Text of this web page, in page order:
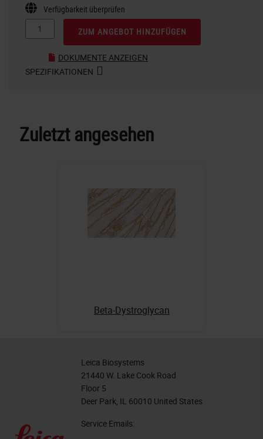
Verfügbarkeit überprüfen
ZUM ANGEBOT HINZUFÜGEN
DOKUMENTE ANZEIGEN
SPEZIFIKATIONEN
Zuletzt angesehen
Beta-Dystroglycan
Leica Biosystems
21440 W. Lake Cook Road
Floor 5
Deer Park, IL 60010 United States
Service Emails: